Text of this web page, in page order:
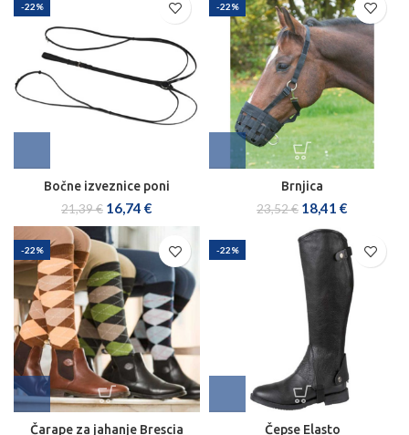
-22%
Bočne izveznice poni
21,39€ 16,74 €
-22%
Brnjica
23,52€ 18,41 €
-22%
Čarape za jahanje Brescia
-22%
Čepse Elasto